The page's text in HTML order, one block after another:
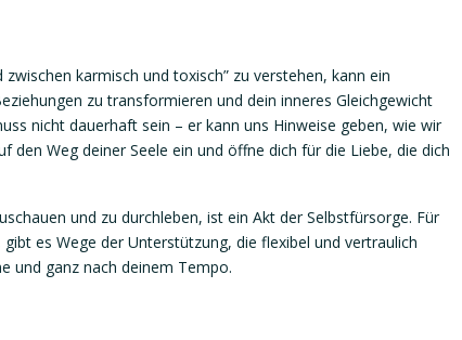
karmisch und toxisch” zu verstehen, kann ein
zu transformieren und dein inneres Gleichgewicht
nicht dauerhaft sein – er kann uns Hinweise geben, wie wir
den Weg deiner Seele ein und öffne dich für die Liebe, die dich
und zu durchleben, ist ein Akt der Selbstfürsorge. Für
es Wege der Unterstützung, die flexibel und vertraulich
und ganz nach deinem Tempo.